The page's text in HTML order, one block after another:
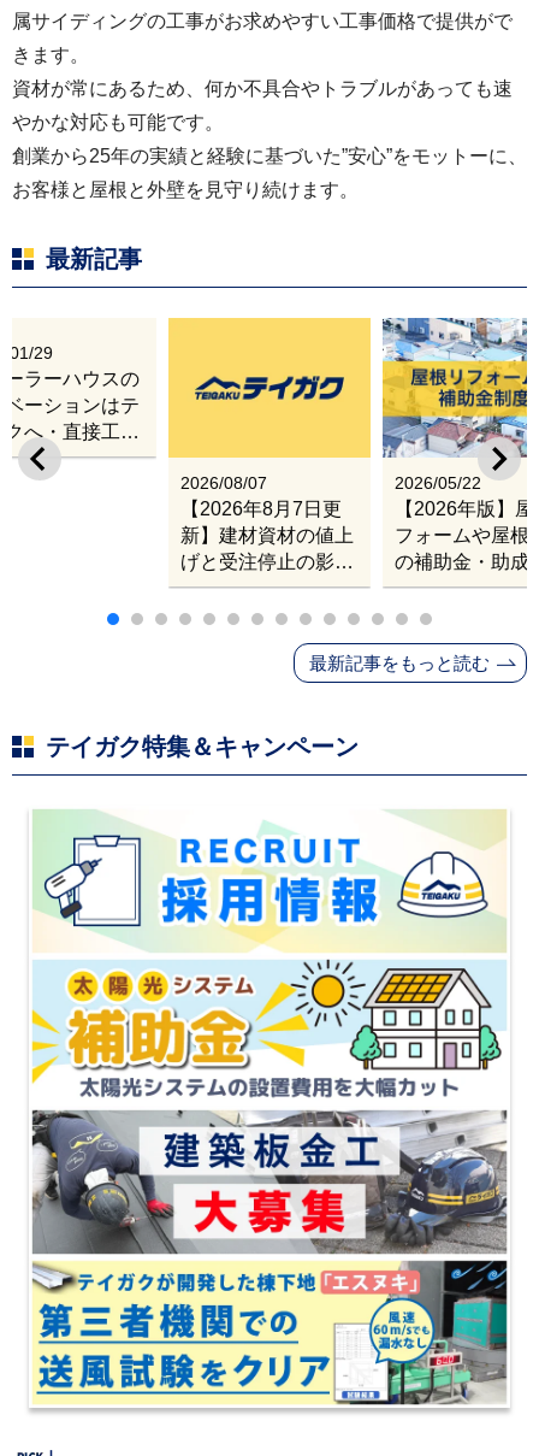
屋根カバー工法、外壁塗装の完成です。フッ素塗
膜の横暖ルーフαプレミアムsを使用した屋根改修
工事を行い、長い年数、綺麗な状態を維持可能な
屋根材になりました。
属サイディングの工事がお求めやすい工事価格で提供がで
きます。
資材が常にあるため、何か不具合やトラブルがあっても速
やかな対応も可能です。
創業から25年の実績と経験に基づいた”安心”をモットーに、
お客様と屋根と外壁を見守り続けます。
最新記事
2026/08/07
【2026年8月7日更
新】建材資材の値上
げと受注停止の影響
｜塗料・屋根材・シ
ンナー・断熱材・ル
ーフィングの値上げ
と材料入手困難・出
2026/05/22
【2026年版】
フォームや屋根
の補助金・助成
業
01/29
ーラーハウスの
ベーションはテ
クへ・直接工事
張改修サービス
最新記事をもっと読む
テイガク特集＆キャンペーン